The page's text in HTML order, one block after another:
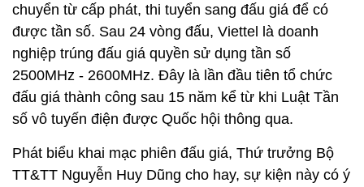
chuyển từ cấp phát, thi tuyển sang đấu giá để có
được tần số. Sau 24 vòng đấu, Viettel là doanh
nghiệp trúng đấu giá quyền sử dụng tần số
2500MHz - 2600MHz. Đây là lần đầu tiên tổ chức
đấu giá thành công sau 15 năm kể từ khi Luật Tần
số vô tuyến điện được Quốc hội thông qua.
Phát biểu khai mạc phiên đấu giá, Thứ trưởng Bộ
TT&TT Nguyễn Huy Dũng cho hay, sự kiện này có ý